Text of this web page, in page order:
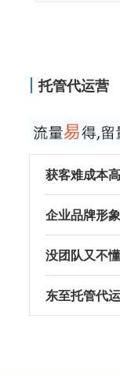
托管代运营
获客难成本
企业品牌形
没团队又不
东至托管代